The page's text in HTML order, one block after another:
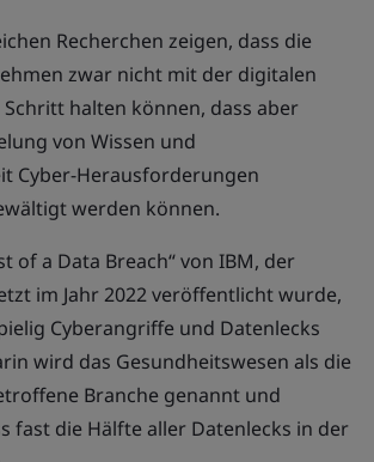
Recherchen zeigen, dass die
zwar nicht mit der digitalen
halten können, dass aber
von Wissen und
Cyber-Herausforderungen
werden können.
of a Data Breach“ von IBM, der
im Jahr 2022 veröffentlicht wurde,
Cyberangriffe und Datenlecks
wird das Gesundheitswesen als die
Branche genannt und
fast die Hälfte aller Datenlecks in der